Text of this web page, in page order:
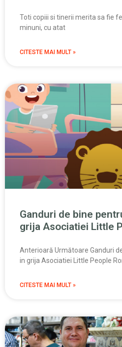
Toti copiii si tinerii merita sa fie
minuni, cu atat
CITESTE MAI MULT »
Ganduri de bine
grija Asociatiei Little
Anterioară Următoare Ganduri
in grija Asociatiei Little People
CITESTE MAI MULT »